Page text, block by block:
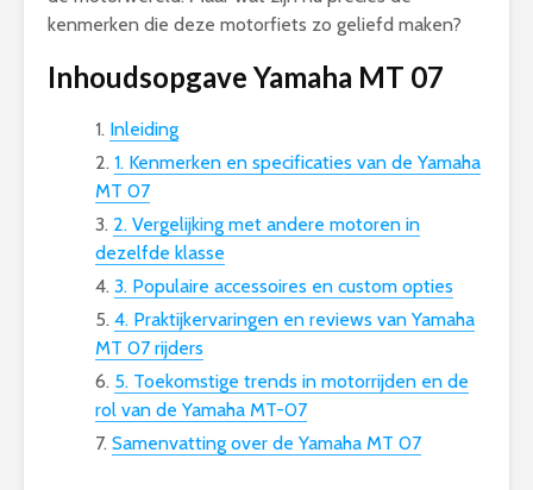
kenmerken die deze motorfiets zo geliefd maken?
Inhoudsopgave Yamaha MT 07
Inleiding
1. Kenmerken en specificaties van de Yamaha
MT 07
2. Vergelijking met andere motoren in
dezelfde klasse
3. Populaire accessoires en custom opties
4. Praktijkervaringen en reviews van Yamaha
MT 07 rijders
5. Toekomstige trends in motorrijden en de
rol van de Yamaha MT-07
Samenvatting over de Yamaha MT 07